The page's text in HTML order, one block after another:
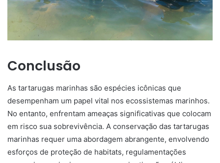
Conclusão
As tartarugas marinhas são espécies icônicas que
desempenham um papel vital nos ecossistemas marinhos.
No entanto, enfrentam ameaças significativas que colocam
em risco sua sobrevivência. A conservação das tartarugas
marinhas requer uma abordagem abrangente, envolvendo
esforços de proteção de habitats, regulamentações